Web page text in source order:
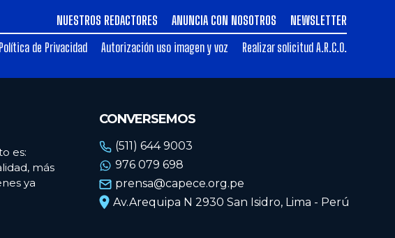
NUESTROS REDACTORES ANUNCIA CON NOSOTROS
NEWSLETTER
Política de Privacidad
Autorización uso imagen y voz Realizar solicitud A.R.C.O.
es:
más
ya
CONVERSEMOS
(511) 644 9003
976 079 698
prensa@capece.org.pe
Av.Arequipa N 2930 San Isidro, Lima - Perú